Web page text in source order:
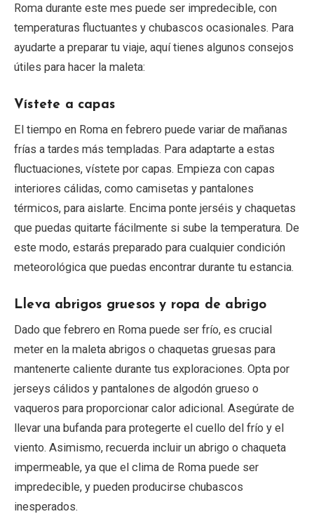
Roma durante este mes puede ser impredecible, con
temperaturas fluctuantes y chubascos ocasionales. Para
ayudarte a preparar tu viaje, aquí tienes algunos consejos
útiles para hacer la maleta:
Vístete a capas
El tiempo en Roma en febrero puede variar de mañanas
frías a tardes más templadas. Para adaptarte a estas
fluctuaciones, vístete por capas. Empieza con capas
interiores cálidas, como camisetas y pantalones
térmicos, para aislarte. Encima ponte jerséis y chaquetas
que puedas quitarte fácilmente si sube la temperatura. De
este modo, estarás preparado para cualquier condición
meteorológica que puedas encontrar durante tu estancia.
Lleva abrigos gruesos y ropa de abrigo
Dado que febrero en Roma puede ser frío, es crucial
meter en la maleta abrigos o chaquetas gruesas para
mantenerte caliente durante tus exploraciones. Opta por
jerseys cálidos y pantalones de algodón grueso o
vaqueros para proporcionar calor adicional. Asegúrate de
llevar una bufanda para protegerte el cuello del frío y el
viento. Asimismo, recuerda incluir un abrigo o chaqueta
impermeable, ya que el clima de Roma puede ser
impredecible, y pueden producirse chubascos
inesperados.